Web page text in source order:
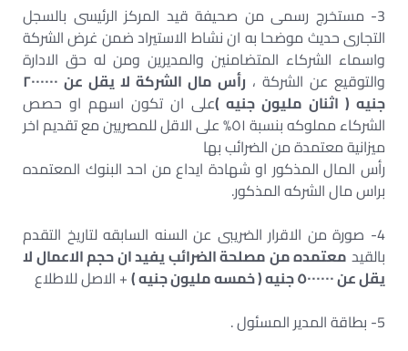
3- مستخرج رسمى من صحيفة قيد المركز الرئيسى بالسجل
التجارى حديث موضحا به ان نشاط الاستيراد ضمن غرض الشركة
واسماء الشركاء المتضامنين والمديرين ومن له حق الادارة
والتوقيع عن الشركة ،
رأس مال الشركة لا يقل عن ٢٠٠٠٠٠٠
جنيه ( اثنان مليون جنيه )على ان تكون اسهم او حصص
الشركاء مملوكه بنسبة ٥١% على الاقل للمصريين مع تقديم اخر
ميزانية معتمدة من الضرائب بها
رأس المال المذكور او شهادة ايداع من احد البنوك المعتمده
براس مال الشركه المذكور.
4- صورة من الاقرار الضريبى عن السنه السابقه لتاريخ التقدم
بالقيد معتمده من مصلحة الضرائب يفيد ان حجم الاعمال لا
يقل عن ٥٠٠٠٠٠٠ جنيه ( خمسه مليون جنيه )
+ الاصل للاطلاع
5- بطاقة المدير المسئول .